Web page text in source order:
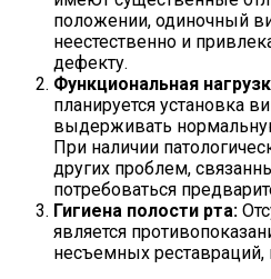
положении, одиночный
неестественно и
дефекту.
Функциональная
планируется установка
выдерживать
При наличии
других проблем,
потребоваться
Гигиена полости рта:
является
несъемных